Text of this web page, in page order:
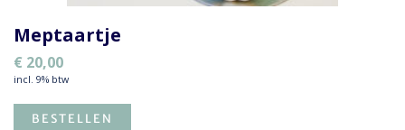
Meptaartje
€ 20,00
incl. 9% btw
BESTELLEN